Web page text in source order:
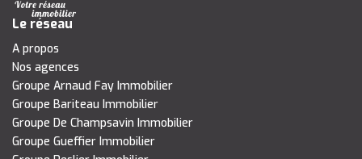
Le réseau
A propos
Nos agences
Groupe Arnaud Fay Immobilier
Groupe Bariteau Immobilier
Groupe De Champsavin Immobilier
Groupe Gueffier Immobilier